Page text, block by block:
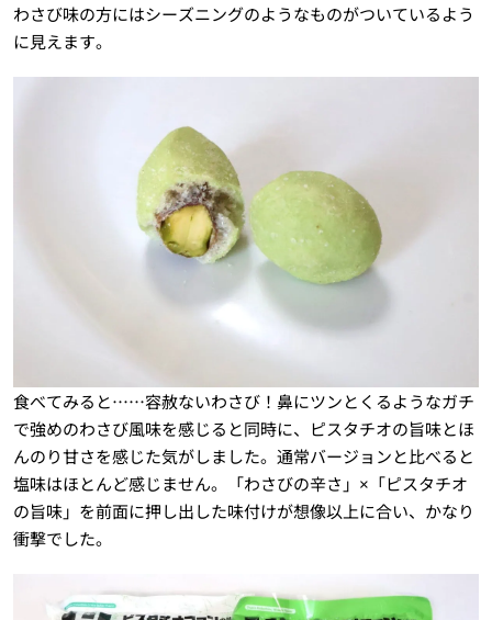
わさび味の方にはシーズニングのようなものがついているよう
に見えます。
食べてみると……容赦ないわさび！鼻にツンとくるようなガチ
で強めのわさび風味を感じると同時に、ピスタチオの旨味とほ
んのり甘さを感じた気がしました。通常バージョンと比べると
塩味はほとんど感じません。「わさびの辛さ」×「ピスタチオ
の旨味」を前面に押し出した味付けが想像以上に合い、かなり
衝撃でした。